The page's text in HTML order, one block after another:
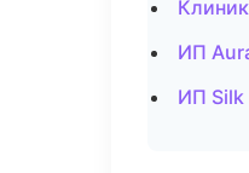
ИП
ИП Silk